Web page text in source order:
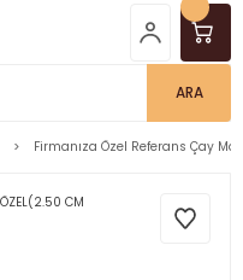
ARA
Firmanıza Özel Referans Çay